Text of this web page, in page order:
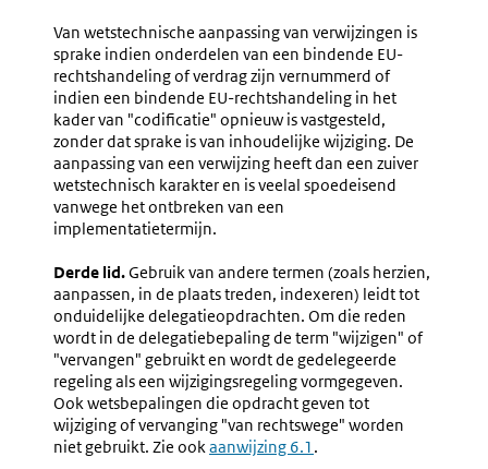
Van wetstechnische aanpassing van verwijzingen is
sprake indien onderdelen van een bindende EU-
rechtshandeling of verdrag zijn vernummerd of
indien een bindende EU-rechtshandeling in het
kader van "codificatie" opnieuw is vastgesteld,
zonder dat sprake is van inhoudelijke wijziging. De
aanpassing van een verwijzing heeft dan een zuiver
wetstechnisch karakter en is veelal spoedeisend
vanwege het ontbreken van een
implementatietermijn.
Derde lid.Gebruik van andere termen (zoals herzien,
aanpassen, in de plaats treden, indexeren) leidt tot
onduidelijke delegatieopdrachten. Om die reden
wordt in de delegatiebepaling de term "wijzigen" of
"vervangen" gebruikt en wordt de gedelegeerde
regeling als een wijzigingsregeling vormgegeven.
Ook wetsbepalingen die opdracht geven tot
wijziging of vervanging "van rechtswege" worden
niet gebruikt. Zie ookaanwijzing 6.1 .